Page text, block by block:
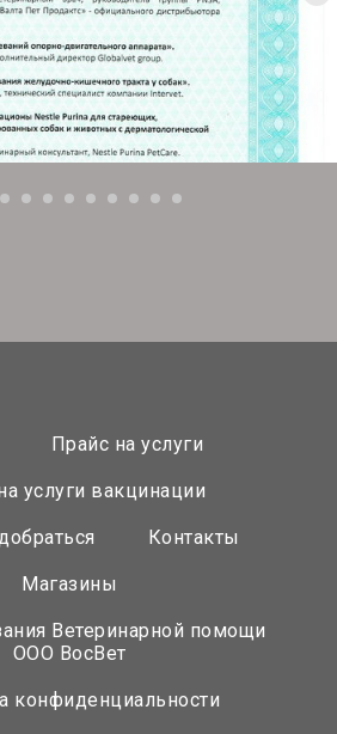
Прайс на услуги
услуги вакцинации
Контакты
Магазины
Ветеринарной помощи
ООО ВосВет
конфиденциальности